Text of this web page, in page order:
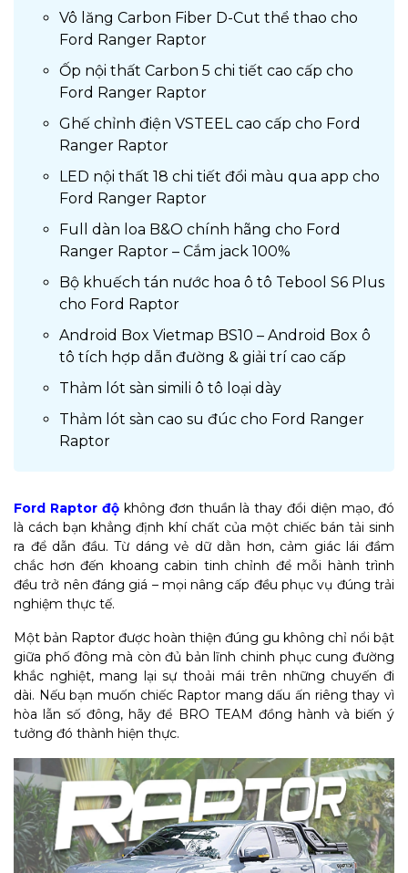
Vô lăng Carbon Fiber D-Cut thể thao cho
Ford Ranger Raptor
Ốp nội thất Carbon 5 chi tiết cao cấp cho
Ford Ranger Raptor
Ghế chỉnh điện VSTEEL cao cấp cho Ford
Ranger Raptor
LED nội thất 18 chi tiết đổi màu qua app cho
Ford Ranger Raptor
Full dàn loa B&O chính hãng cho Ford
Ranger Raptor – Cắm jack 100%
Bộ khuếch tán nước hoa ô tô Tebool S6 Plus
cho Ford Raptor
Android Box Vietmap BS10 – Android Box ô
tô tích hợp dẫn đường & giải trí cao cấp
Thảm lót sàn simili ô tô loại dày
Thảm lót sàn cao su đúc cho Ford Ranger
Raptor
Ford Raptor độkhông đơn thuần là thay đổi diện mạo, đó
là cách bạn khẳng định khí chất của một chiếc bán tải sinh
ra để dẫn đầu. Từ dáng vẻ dữ dằn hơn, cảm giác lái đầm
chắc hơn đến khoang cabin tinh chỉnh để mỗi hành trình
đều trở nên đáng giá – mọi nâng cấp đều phục vụ đúng trải
nghiệm thực tế.
Một bản Raptor được hoàn thiện đúng gu không chỉ nổi bật
giữa phố đông mà còn đủ bản lĩnh chinh phục cung đường
khắc nghiệt, mang lại sự thoải mái trên những chuyến đi
dài. Nếu bạn muốn chiếc Raptor mang dấu ấn riêng thay vì
hòa lẫn số đông, hãy để BRO TEAM đồng hành và biến ý
tưởng đó thành hiện thực.